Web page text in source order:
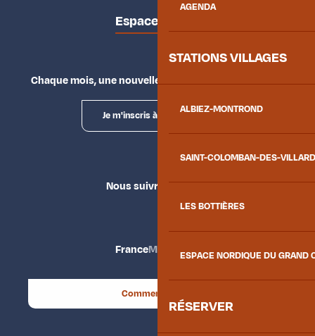
AGENDA
STATIONS VILLAGES
ALBIEZ-MONTROND
SAINT-COLOMBAN-DES-
LES BOTTIÈRES
ESPACE NORDIQUE DU GRAND
RÉSERVER
Espace presse
Chaque mois, une nouvelle façon d'explorer la vallée.
Je m'inscris à la newsletter
Nous suivre
FranceMaurienne
Comment venir ?